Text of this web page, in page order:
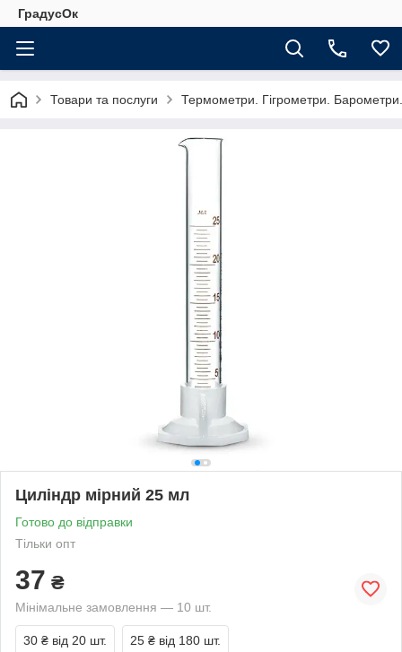
ГрадусОк
Товари та послуги Термометри. Гігрометри.
Циліндр мірний 25 мл
Готово до відправки
Тільки опт
37 ₴
Мінімальне замовлення — 10 шт.
30 ₴ від 20 шт. 25 ₴ від 180 шт.